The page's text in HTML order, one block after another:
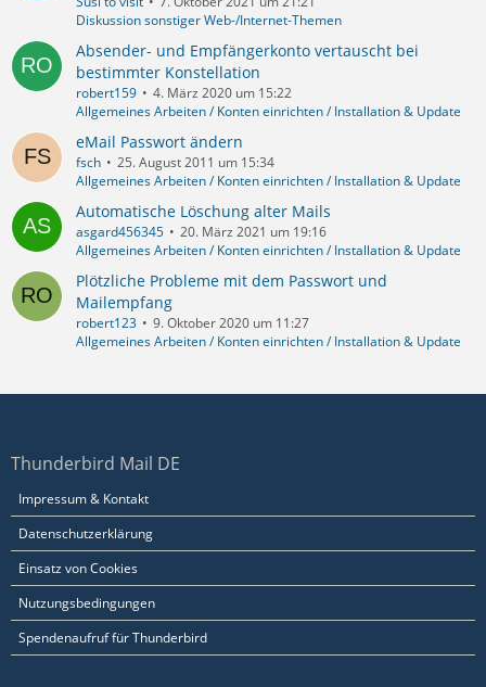
Diskussion sonstiger Web-/Internet-Themen
Absender- und Empfängerkonto vertauscht bei
bestimmter Konstellation
robert159
4. März 2020 um 15:22
Allgemeines Arbeiten / Konten einrichten / Installation & Update
eMail Passwort ändern
fsch
25. August 2011 um 15:34
Allgemeines Arbeiten / Konten einrichten / Installation & Update
Automatische Löschung alter Mails
asgard456345
20. März 2021 um 19:16
Allgemeines Arbeiten / Konten einrichten / Installation & Update
Plötzliche Probleme mit dem Passwort und
Mailempfang
robert123
9. Oktober 2020 um 11:27
Allgemeines Arbeiten / Konten einrichten / Installation & Update
Thunderbird Mail DE
Impressum & Kontakt
Datenschutzerklärung
Einsatz von Cookies
Nutzungsbedingungen
Spendenaufruf für Thunderbird